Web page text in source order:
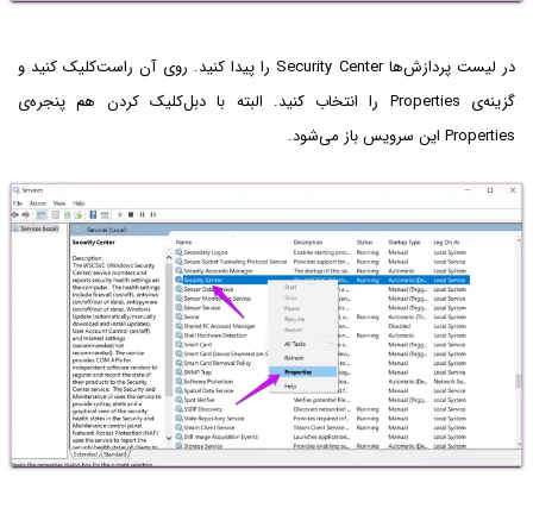
در لیست پردازش‌ها Security Center را پیدا کنید. روی آن راست‌کلیک کنید و
گزینه‌ی Properties‌ را انتخاب کنید. البته با دبل‌کلیک کردن هم پنجره‌ی
Properties این سرویس باز می‌شود.